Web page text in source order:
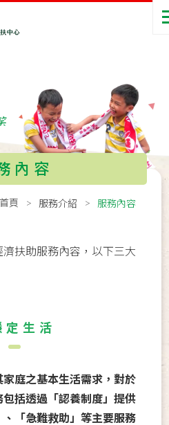
內容
首頁 服務介紹 服務內容
扶助服務內容，以下三大
生活
庭之基本生活需求，對於
包括透過「認養制度」提供
「急難救助」等主要服務